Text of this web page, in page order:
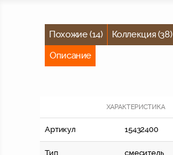
Похожие (14)
Коллекция (38)
Описание
ХАРАКТЕРИСТИКА
Артикул 15432400
Тип смеситель